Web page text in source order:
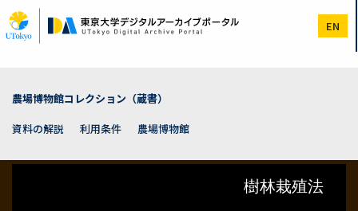
イ
ン
EN
農場博物館コレクション（蔵書）
資料の解説
利用条件 農場博物館